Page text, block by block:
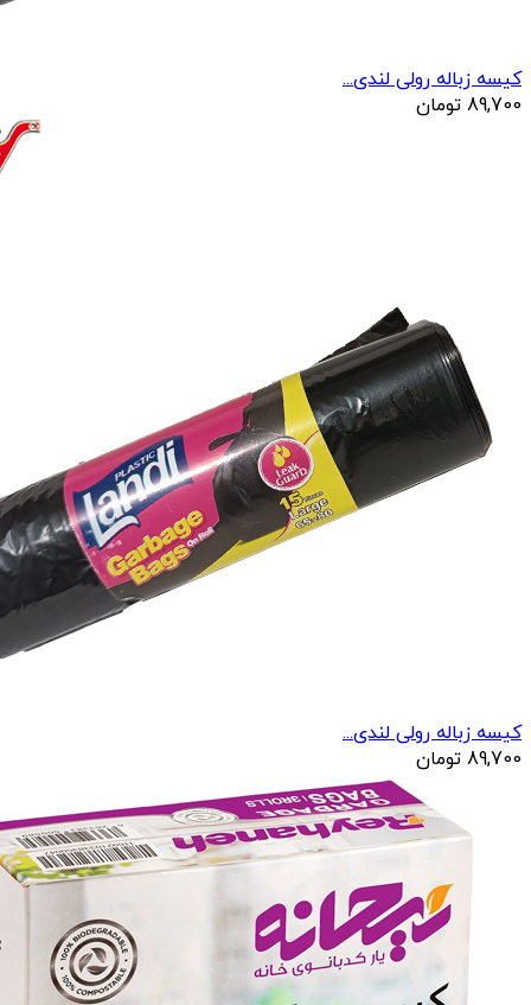
کیسه زباله رولی لندی...
89,700 تومان
کیسه زباله رولی لندی...
89,700 تومان